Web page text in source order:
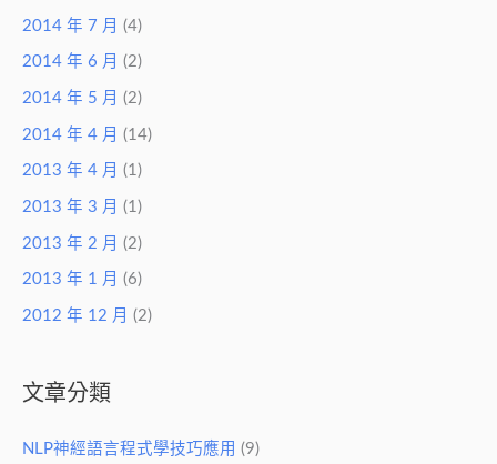
2014 年 7 月 (4)
2014 年 6 月 (2)
2014 年 5 月 (2)
2014 年 4 月 (14)
2013 年 4 月 (1)
2013 年 3 月 (1)
2013 年 2 月 (2)
2013 年 1 月 (6)
2012 年 12 月 (2)
文章分類
NLP神經語言程式學技巧應用 (9)